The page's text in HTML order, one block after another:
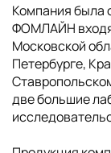
Компания была
ФОМЛАЙН
Московской
Петербурге,
две большие